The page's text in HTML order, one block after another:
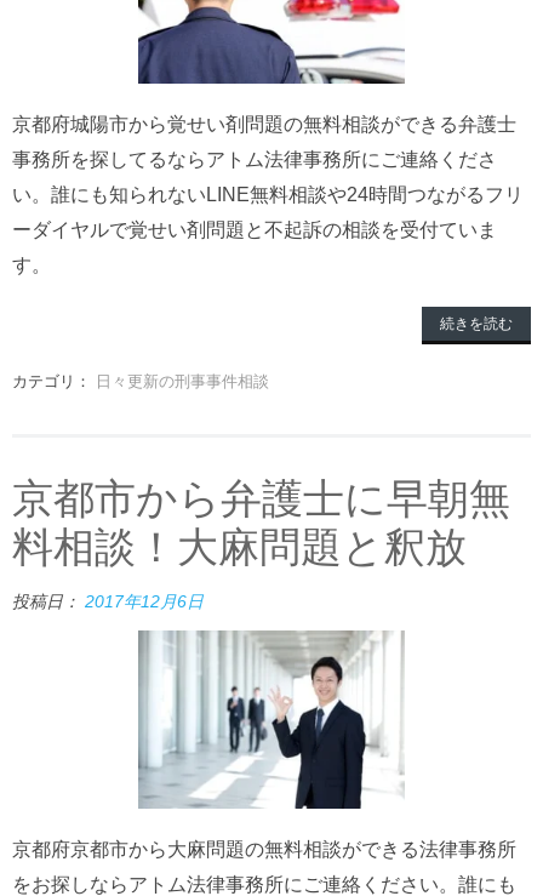
京都府城陽市から覚せい剤問題の無料相談ができる弁護士
事務所を探してるならアトム法律事務所にご連絡くださ
い。誰にも知られないLINE無料相談や24時間つながるフリ
ーダイヤルで覚せい剤問題と不起訴の相談を受付ていま
す。
続きを読む
カテゴリ： 日々更新の刑事事件相談
京都市から弁護士に早朝無
料相談！大麻問題と釈放
投稿日： 2017年12月6日
京都府京都市から大麻問題の無料相談ができる法律事務所
をお探しならアトム法律事務所にご連絡ください。誰にも